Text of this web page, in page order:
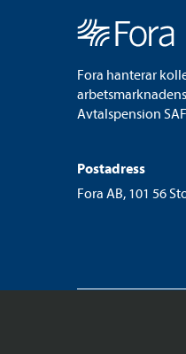
Fora hanterar
Avtalspension
Postadress
Fora AB, 101 56